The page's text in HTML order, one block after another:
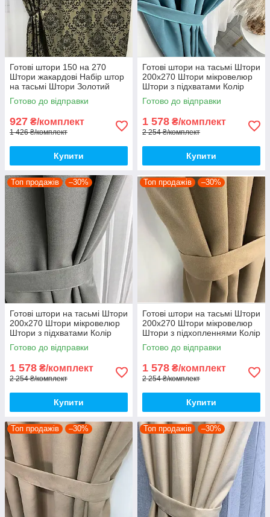
Готові штори 150 на 270
Штори жакардові Набір штор
на тасьмі Штори Золотий
Готово до відправки
927 ₴/комплект
1 426 ₴/комплект
Купити
Готові штори на тасьмі Штори
200х270 Штори мікровелюр
Штори з підхватами Колір
бірюзовий
Готово до відправки
1 578 ₴/комплект
2 254 ₴/комплект
Купити
Топ продажів –30%
Готові штори на тасьмі Штори
200х270 Штори мікровелюр
Штори з підхватами Колір
Сірий
Готово до відправки
1 578 ₴/комплект
2 254 ₴/комплект
Купити
Топ продажів –30%
Готові штори на тасьмі Штори
200х270 Штори мікровелюр
Штори з підхопленнями Колір
Коричневий
Готово до відправки
1 578 ₴/комплект
2 254 ₴/комплект
Купити
Топ продажів –30% Топ продажів –30%